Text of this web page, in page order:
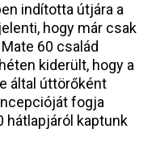
indította útjára a
hogy már csak
60 család
kiderült, hogy a
által úttörőként
fogja
hátlapjáról kaptunk